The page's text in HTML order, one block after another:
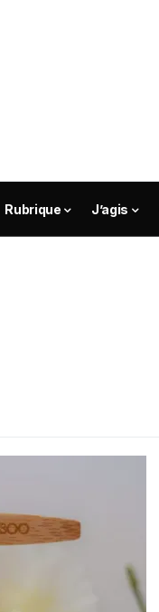
Rubrique J’agis